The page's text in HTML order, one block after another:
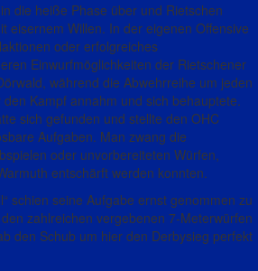
die heiße Phase über und Rietschen
eisernem Willen. In der eigenen Offensive
oder erfolgreiches
Einwurfmöglichkeiten der Rietschener
während die Abwehrreihe um jeden
Kampf annahm und sich behauptete.
sich gefunden und stellte den OHC
Aufgaben. Man zwang die
oder unvorbereiteten Würfen,
entschärft werden konnten.
schien seine Aufgabe ernst genommen zu
zahlreichen vergebenen 7-Meterwürfen
den Schub um hier den Derbysieg perfekt